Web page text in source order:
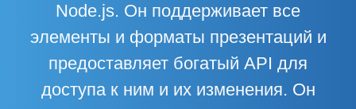
Node.js. Он поддерживает все
элементы и форматы презентаций и
предоставляет богатый API для
доступа к ним и их изменения. Он